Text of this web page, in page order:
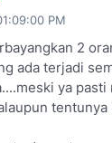
PM
2
ada terjadi
ya
tentunya